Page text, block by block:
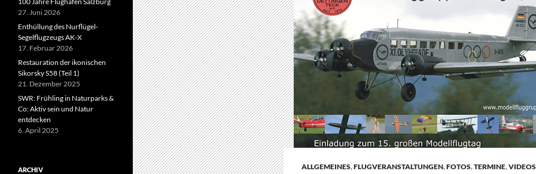
ALLGEMEINES,FLUGVERANSTALTUNGEN,FOTOS,TERMINE,VIDEOS
27. Juni 2026
Enthüllung des Nurflügel-
Segelflugzeugs AK-X
17. Februar 2026
Restauration der ikonischen
Sikorsky S58 (Teil 1)
21. Dezember 2025
SWR: Frühling in Naturparks &
Co: Aktiv sein und Natur
entdecken
6. April 2025
ARCHIV